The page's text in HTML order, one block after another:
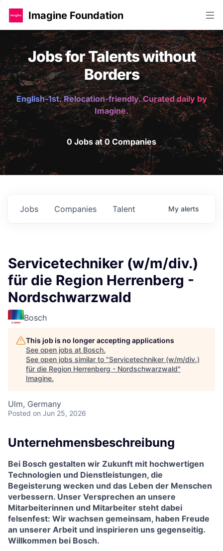
Imagine Foundation
Jobs for Talents without
Borders
English-1st. Relocation-friendly. Curated daily by
Imagine.
0 Jobs at 0 Companies
Jobs Companies Talent My alerts
Servicetechniker (w/m/div.)
für die Region Herrenberg -
Nordschwarzwald
Bosch
This job is no longer accepting applications
See open jobs at Bosch.
See open jobs similar to "Servicetechniker (w/m/div.)
für die Region Herrenberg - Nordschwarzwald"
Imagine.
Ulm, Germany
Posted on Jun 25, 2026
Unternehmensbeschreibung
Bei Bosch gestalten wir Zukunft mit hochwertigen
Technologien und Dienstleistungen, die
Begeisterung wecken und das Leben der Menschen
verbessern. Unser Versprechen an unsere
Mitarbeiterinnen und Mitarbeiter steht dabei
felsenfest: Wir wachsen gemeinsam, haben Freude
an unserer Arbeit und inspirieren uns gegenseitig.
Willkommen bei Bosch.